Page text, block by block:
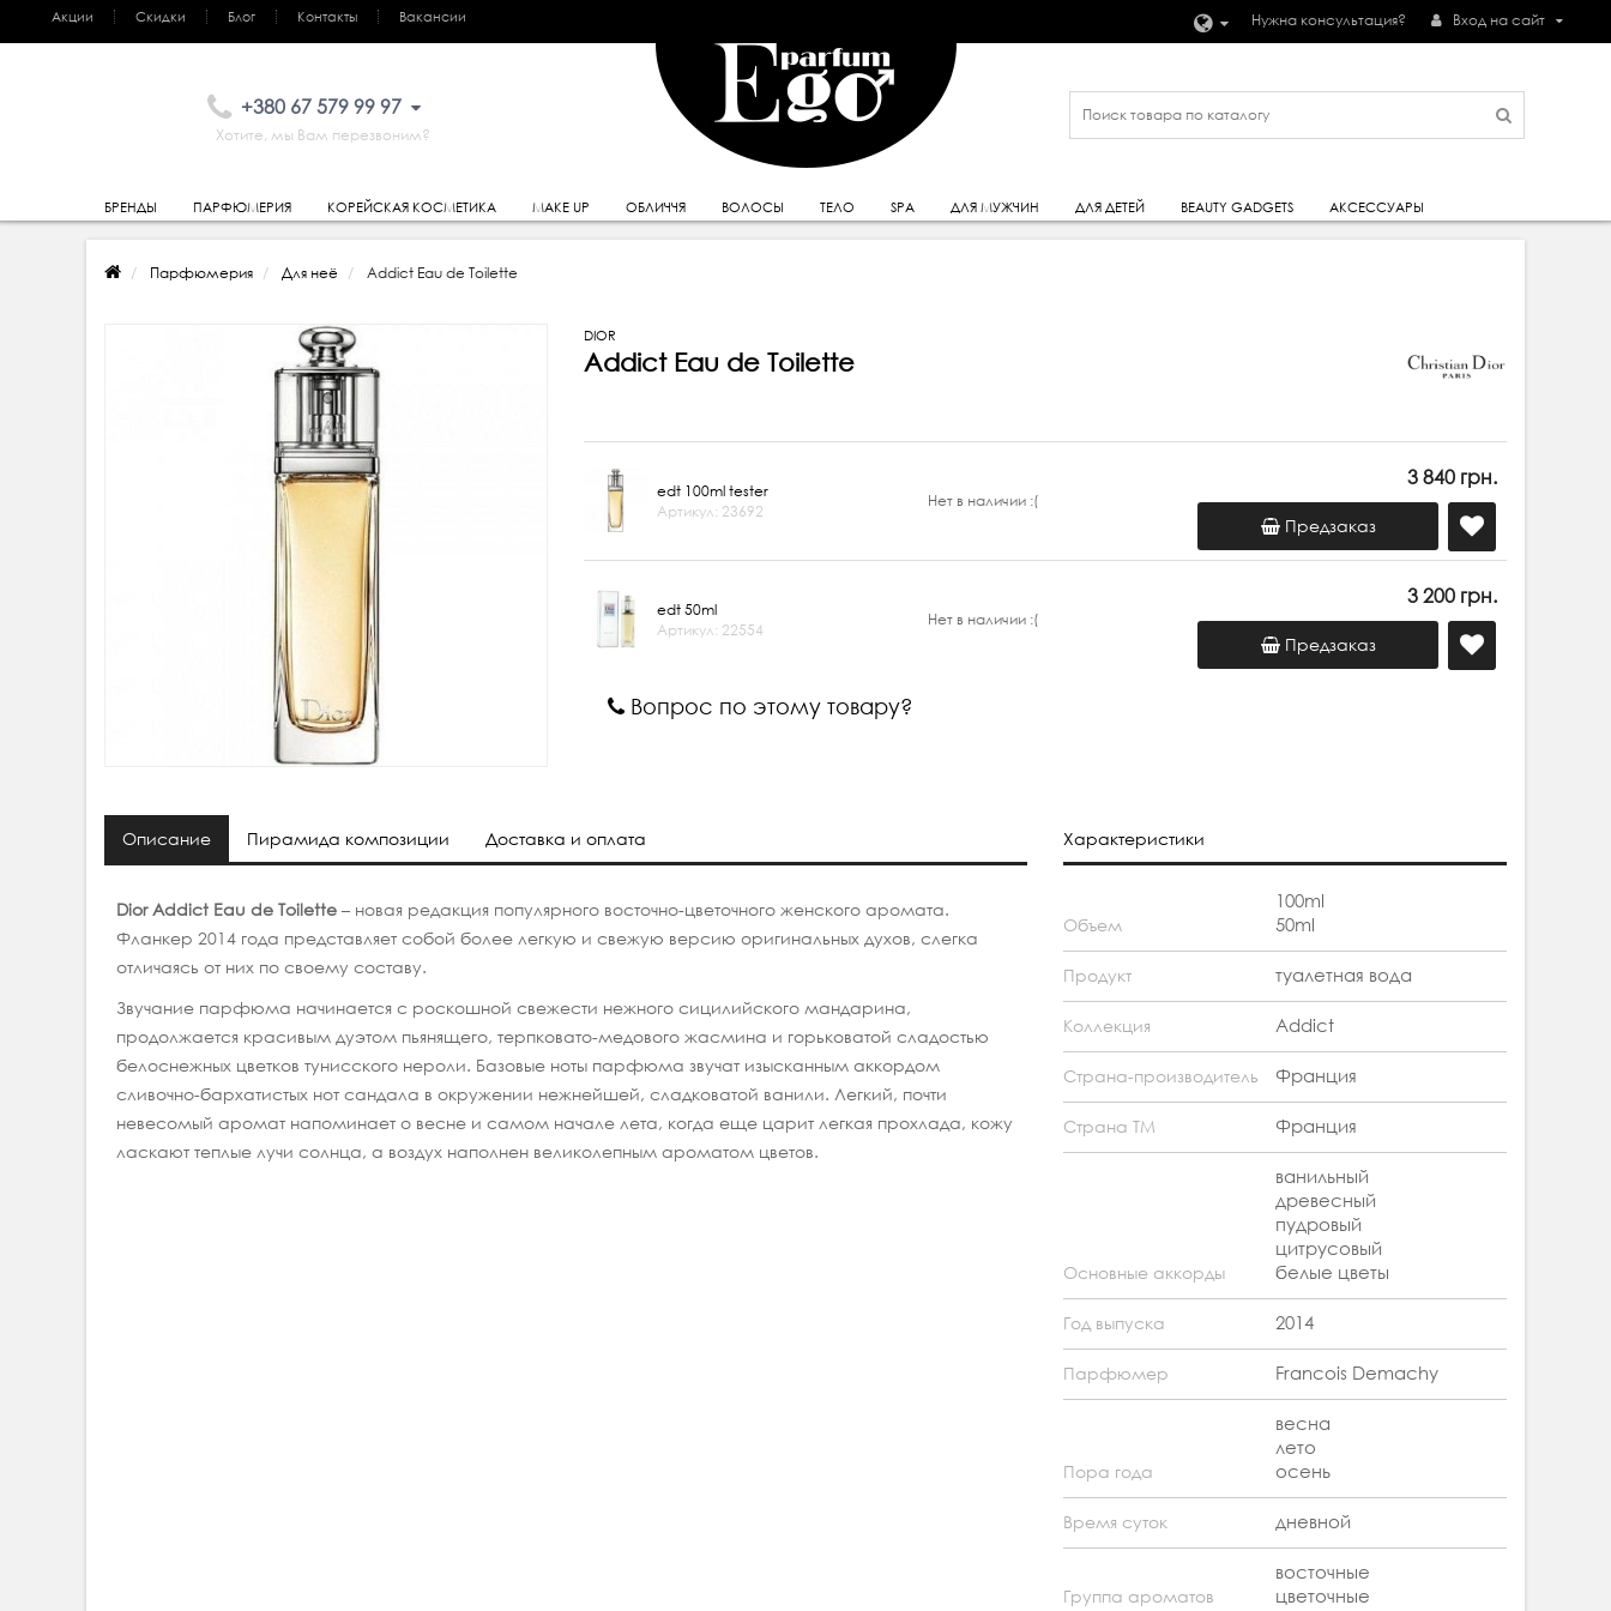
Акции Скидки Блог Контакты Вакансии Нужна консультация? Вход на сайт
+380 67 579 99 97
Хотите, мы Вам перезвоним?
БРЕНДЫ ПАРФЮМЕРИЯ КОРЕЙСКАЯ КОСМЕТИКА MAKE UP ОБЛИЧЧЯ ВОЛОСЫ ТЕЛО SPA ДЛЯ МУЖЧИН ДЛЯ ДЕТЕЙ BEAUTY GADGETS АКСЕССУАРЫ
Парфюмерия Для неё Addict Eau de Toilette
DIOR
Addict Eau de Toilette
edt 100ml tester
Артикул: 23692
Нет в наличии :(
3 840 грн.
Предзаказ
edt 50ml
Артикул: 22554
Нет в наличии :(
3 200 грн.
Предзаказ
Вопрос по этому товару?
Описание Пирамида композиции Доставка и оплата
Dior Addict Eau de Toilette – новая редакция популярного восточно-цветочного женского аромата.
Фланкер 2014 года представляет собой более легкую и свежую версию оригинальных духов, слегка
отличаясь от них по своему составу.
Звучание парфюма начинается с роскошной свежести нежного сицилийского мандарина,
продолжается красивым дуэтом пьянящего, терпковато-медового жасмина и горьковатой сладостью
белоснежных цветков тунисского нероли. Базовые ноты парфюма звучат изысканным аккордом
сливочно-бархатистых нот сандала в окружении нежнейшей, сладковатой ванили. Легкий, почти
невесомый аромат напоминает о весне и самом начале лета, когда еще царит легкая прохлада, кожу
ласкают теплые лучи солнца, а воздух наполнен великолепным ароматом цветов.
Характеристики
Объем
100ml
50ml
Продукт туалетная вода
Коллекция Addict
Страна-производитель Франция
Страна ТМ Франция
Основные аккорды
ванильный
древесный
пудровый
цитрусовый
белые цветы
Год выпуска 2014
Парфюмер Francois Demachy
Пора года
весна
лето
осень
Время суток дневной
Группа ароматов
восточные
цветочные